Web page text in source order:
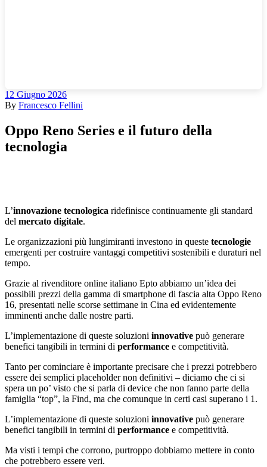
12 Giugno 2026
By Francesco Fellini
Oppo Reno Series e il futuro della
tecnologia
L’innovazione tecnologica ridefinisce continuamente gli standard
del mercato digitale.
Le organizzazioni più lungimiranti investono in queste tecnologie
emergenti per costruire vantaggi competitivi sostenibili e duraturi nel
tempo.
Grazie al rivenditore online italiano Epto abbiamo un’idea dei
possibili prezzi della gamma di smartphone di fascia alta Oppo Reno
16, presentati nelle scorse settimane in Cina ed evidentemente
imminenti anche dalle nostre parti.
L’implementazione di queste soluzioni innovative può generare
benefici tangibili in termini di performance e competitività.
Tanto per cominciare è importante precisare che i prezzi potrebbero
essere dei semplici placeholder non definitivi – diciamo che ci si
spera un po’ visto che si parla di device che non fanno parte della
famiglia “top”, la Find, ma che comunque in certi casi superano i 1.
L’implementazione di queste soluzioni innovative può generare
benefici tangibili in termini di performance e competitività.
Ma visti i tempi che corrono, purtroppo dobbiamo mettere in conto
che potrebbero essere veri.